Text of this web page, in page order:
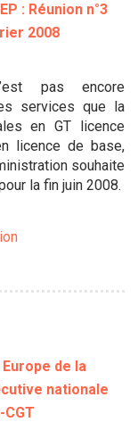
: Réunion n°3
2008
pas encore
services que la
en GT licence
licence de base,
souhaite
la fin juin 2008.
de la
nationale
CGT